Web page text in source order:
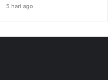
5 hari ago